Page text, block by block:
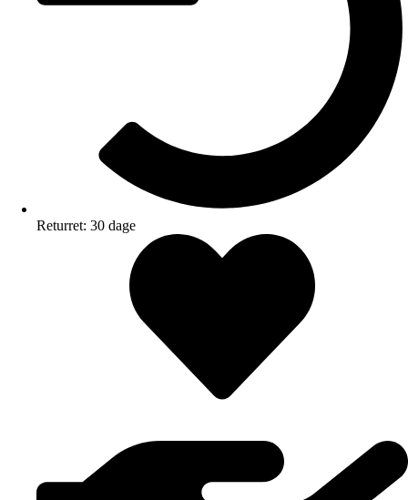
Returret: 30 dage